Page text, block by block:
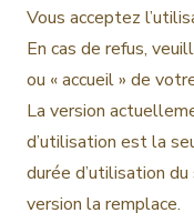
Vous acceptez
En cas de refus,
ou « accueil » de
La version
d’utilisation est la
durée d’utilisation du
version la remplace.